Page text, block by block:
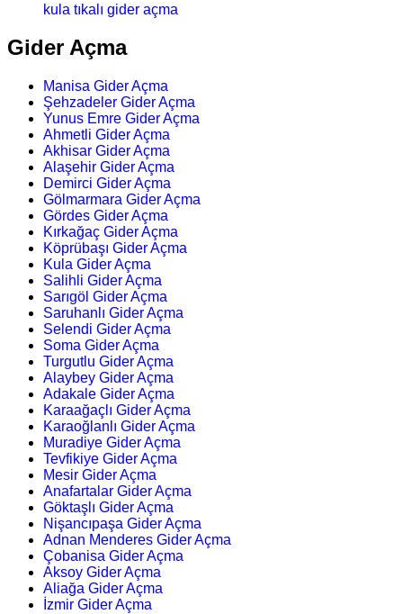
kula tıkalı gider açma
Gider Açma
Manisa Gider Açma
Şehzadeler Gider Açma
Yunus Emre Gider Açma
Ahmetli Gider Açma
Akhisar Gider Açma
Alaşehir Gider Açma
Demirci Gider Açma
Gölmarmara Gider Açma
Gördes Gider Açma
Kırkağaç Gider Açma
Köprübaşı Gider Açma
Kula Gider Açma
Salihli Gider Açma
Sarıgöl Gider Açma
Saruhanlı Gider Açma
Selendi Gider Açma
Soma Gider Açma
Turgutlu Gider Açma
Alaybey Gider Açma
Adakale Gider Açma
Karaağaçlı Gider Açma
Karaoğlanlı Gider Açma
Muradiye Gider Açma
Tevfikiye Gider Açma
Mesir Gider Açma
Anafartalar Gider Açma
Göktaşlı Gider Açma
Nişancıpaşa Gider Açma
Adnan Menderes Gider Açma
Çobanisa Gider Açma
Aksoy Gider Açma
Aliağa Gider Açma
İzmir Gider Açma